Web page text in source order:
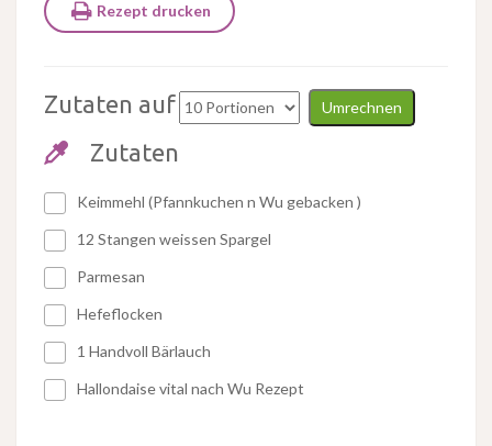
Rezept drucken
Zutaten auf Umrechnen
Zutaten
Keimmehl (Pfannkuchen n Wu gebacken )
12 Stangen weissen Spargel
Parmesan
Hefeflocken
1 Handvoll Bärlauch
Hallondaise vital nach Wu Rezept